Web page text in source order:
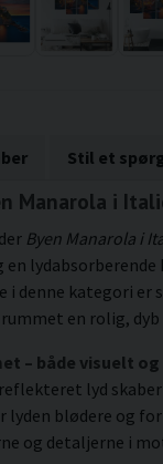
Stil et
Manarola i
Byen Manarola i
denne kategori
rummet en rolig,
– både visuelt
lyd
lyden blødere og
og detaljerne i